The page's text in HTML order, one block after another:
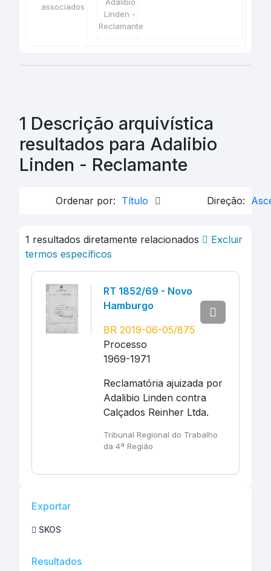
associados
Linden -
Reclamante
1 Descrição arquivística
resultados para Adalibio
Linden - Reclamante
Ordenar por: Título Direção:
1 resultados diretamente relacionados
Excluir
termos específicos
RT 1852/69 - Novo
Hamburgo
BR 2019-06-05/875
Processo
1969-1971
Reclamatória ajuizada por
Adalibio Linden contra
Calçados Reinher Ltda.
Tribunal Regional do Trabalho
da 4ª Região
Exportar
SKOS
Resultados